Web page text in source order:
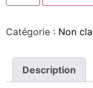
Catégorie : Non
Description